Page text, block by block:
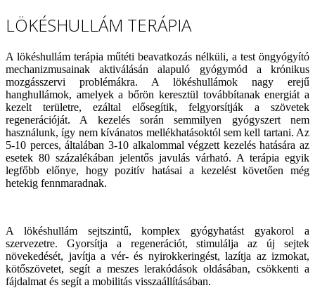
LÖKÉSHULLÁM TERÁPIA
A lökéshullám terápia műtéti beavatkozás nélküli, a test öngyógyító
mechanizmusainak aktiválásán alapuló gyógymód a krónikus
mozgásszervi problémákra. A lökéshullámok nagy erejű
hanghullámok, amelyek a bőrön keresztül továbbítanak energiát a
kezelt területre, ezáltal elősegítik, felgyorsítják a szövetek
regenerációját. A kezelés során semmilyen gyógyszert nem
használunk, így nem kívánatos mellékhatásoktól sem kell tartani. Az
5-10 perces, általában 3-10 alkalommal végzett kezelés hatására az
esetek 80 százalékában jelentős javulás várható. A terápia egyik
legfőbb előnye, hogy pozitív hatásai a kezelést követően még
hetekig fennmaradnak.
A lökéshullám sejtszintű, komplex gyógyhatást gyakorol a
szervezetre. Gyorsítja a regenerációt, stimulálja az új sejtek
növekedését, javítja a vér- és nyirokkeringést, lazítja az izmokat,
kötőszövetet, segít a meszes lerakódások oldásában, csökkenti a
fájdalmat és segít a mobilitás visszaállításában.